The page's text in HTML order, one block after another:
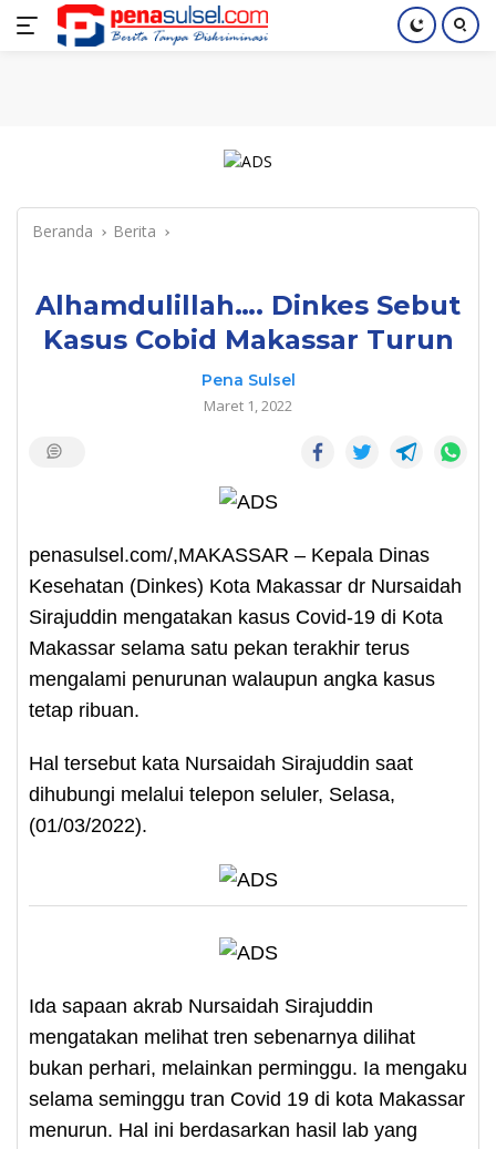
Langsung
Home Nasional Pendidikan Index
Beranda Berita
Alhamdulillah…. Dinkes Sebut
Kasus Cobid Makassar Turun
Pena Sulsel
Maret 1, 2022
penasulsel.com/,MAKASSAR – Kepala Dinas
Kesehatan (Dinkes) Kota Makassar dr Nursaidah
Sirajuddin mengatakan kasus Covid-19 di Kota
Makassar selama satu pekan terakhir terus
mengalami penurunan walaupun angka kasus
tetap ribuan.
Hal tersebut kata Nursaidah Sirajuddin saat
dihubungi melalui telepon seluler, Selasa,
(01/03/2022).
Ida sapaan akrab Nursaidah Sirajuddin
mengatakan melihat tren sebenarnya dilihat
bukan perhari, melainkan perminggu. Ia mengaku
selama seminggu tran Covid 19 di kota Makassar
menurun. Hal ini berdasarkan hasil lab yang